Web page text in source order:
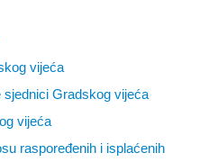
vijeća
sjednici Gradskog vijeća
vijeća
raspoređenih i isplaćenih